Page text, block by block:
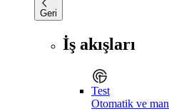
Geri
İş akışları
Test
Otomatik ve